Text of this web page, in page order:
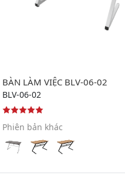
BÀN LÀM VIỆC BLV-06-02
BLV-06-02
Phiên bản khác